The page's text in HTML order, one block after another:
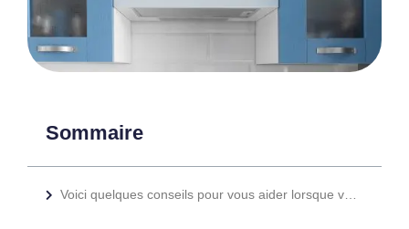
Sommaire